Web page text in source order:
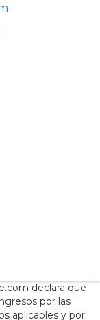
declara que
por las
aplicables y por